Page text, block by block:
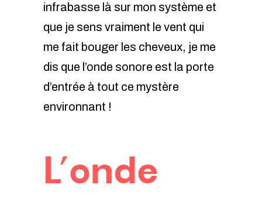
infrabasse là sur mon système et
que je sens vraiment le vent qui
me fait bouger les cheveux, je me
dis que l’onde sonore est la porte
d’entrée à tout ce mystère
environnant !
L’onde